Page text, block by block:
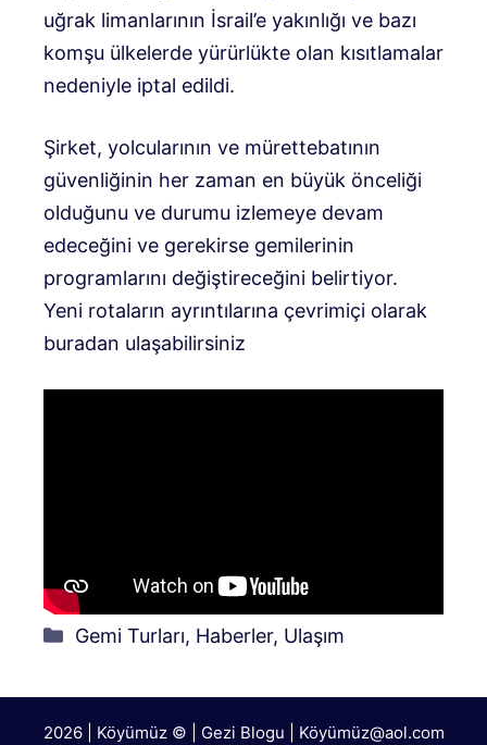
uğrak limanlarının İsrail’e yakınlığı ve bazı
komşu ülkelerde yürürlükte olan kısıtlamalar
nedeniyle iptal edildi.
Şirket, yolcularının ve mürettebatının
güvenliğinin her zaman en büyük önceliği
olduğunu ve durumu izlemeye devam
edeceğini ve gerekirse gemilerinin
programlarını değiştireceğini belirtiyor.
Yeni rotaların ayrıntılarına çevrimiçi olarak
buradan ulaşabilirsiniz
Kategoriler
Gemi Turları, Haberler, Ulaşım
2026 | Köyümüz © | Gezi Blogu | Köyümüz@aol.com